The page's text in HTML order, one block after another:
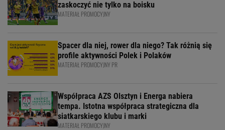
zaskoczyć nie tylko na boisku
MATERIAŁ PROMOCYJNY
Spacer dla niej, rower dla niego? Tak różnią się
profile aktywności Polek i Polaków
MATERIAŁ PROMOCYJNY PR
Współpraca AZS Olsztyn i Energa nabiera
tempa. Istotna współpraca strategiczna dla
siatkarskiego klubu i marki
MATERIAŁ PROMOCYJNY